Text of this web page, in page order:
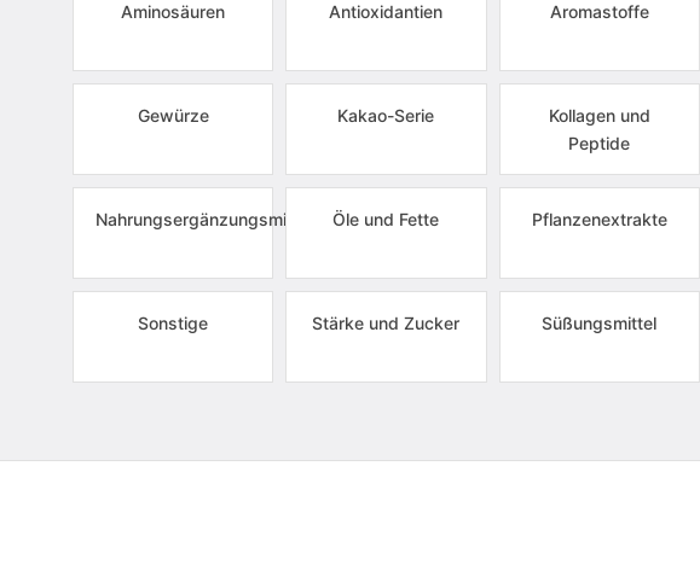
Aminosäuren Antioxidantien Aromastoffe
Gewürze Kakao-Serie
Kollagen und
Peptide
Nahrungsergänzungsmittel Öle und Fette Pflanzenextrakte
Sonstige Stärke und Zucker Süßungsmittel